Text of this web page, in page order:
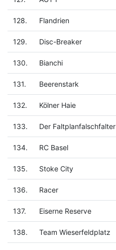
128. Flandrien
129. Disc-Breaker
130. Bianchi
131. Beerenstark
132. Kölner Haie
133. Der Faltplanfalschfalter
134. RC Basel
135. Stoke City
136. Racer
137. Eiserne Reserve
138. Team Wieserfeldplatz